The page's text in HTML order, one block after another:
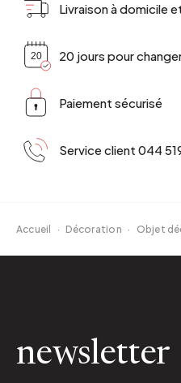
Livraison à domicile
20 jours pour
Paiement sécurisé
Service client 044
Accueil · Décoration · Objet
newsletter